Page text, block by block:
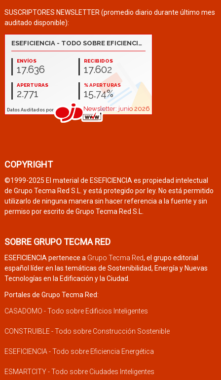
SUSCRIPTORES NEWSLETTER (promedio diario durante último mes
auditado disponible):
COPYRIGHT
©1999-2025 El material de ESEFICIENCIA es propiedad intelectual
de Grupo Tecma Red S.L. y está protegido por ley. No está permitido
utilizarlo de ninguna manera sin hacer referencia a la fuente y sin
permiso por escrito de Grupo Tecma Red S.L.
SOBRE GRUPO TECMA RED
ESEFICIENCIA pertenece a Grupo Tecma Red, el grupo editorial
español líder en las temáticas de Sostenibilidad, Energía y Nuevas
Tecnologías en la Edificación y la Ciudad.
Portales de Grupo Tecma Red:
CASADOMO - Todo sobre Edificios Inteligentes
CONSTRUIBLE - Todo sobre Construcción Sostenible
ESEFICIENCIA - Todo sobre Eficiencia Energética
ESMARTCITY - Todo sobre Ciudades Inteligentes